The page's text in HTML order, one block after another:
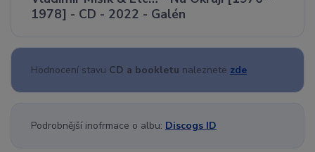
1978] - CD - 2022 - Galén
Hodnocení stavu CD a bookletu naleznete zde
Podrobnější inofrmace o albu: Discogs ID